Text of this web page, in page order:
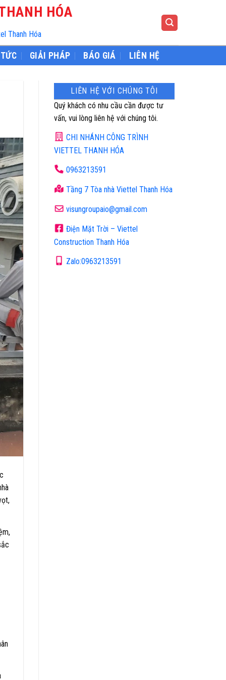
HÓA
Thanh Hóa
GIẢI PHÁP BÁO GIÁ LIÊN HỆ
LIÊN HỆ VỚI CHÚNG TÔI
Quý khách có nhu cầu cần được tư
vấn, vui lòng liên hệ với chúng tôi.
CHI NHÁNH CÔNG TRÌNH
VIETTEL THANH HÓA
0963213591
Tầng 7 Tòa nhà Viettel Thanh Hóa
visungroupaio@gmail.com
Điện Mặt Trời – Viettel
Construction Thanh Hóa
Zalo:0963213591